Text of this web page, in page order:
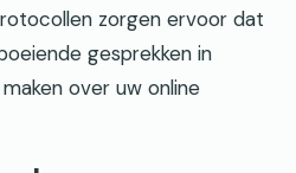
zorgen ervoor dat
gesprekken in
over uw online